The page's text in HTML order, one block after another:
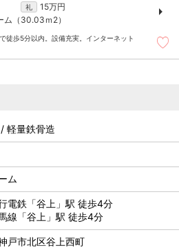
礼
15万円
ム（30.03ｍ 2）
徒歩5分以内。設備充実。インターネット
軽量鉄骨造
ム
電鉄「谷上」駅 徒歩4分
線「谷上」駅 徒歩4分
戸市北区谷上西町